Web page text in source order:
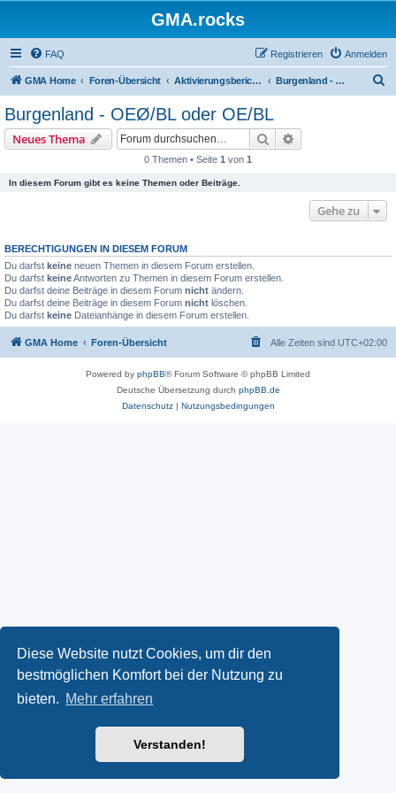
Diese Website nutzt Cookies, um dir den
bestmöglichen Komfort bei der Nutzung zu
bieten. Mehr erfahren
Verstanden!
GMA.rocks
FAQ Anmelden
Registrieren
GMA Home Foren-Übersicht Aktivierungsberichte / Activity Reports Burgenland - OEØ/BL oder OE/BL
Burgenland - OEØ/BL oder OE/BL
Neues Thema Suche
0 Themen • Seite 1 von 1
In diesem Forum gibt es keine Themen oder Beiträge.
Gehe zu
BERECHTIGUNGEN IN DIESEM FORUM
Du darfst keine neuen Themen in diesem Forum erstellen.
Du darfst keineAntworten zu Themen in diesem Forum erstellen.
Du darfst deine Beiträge in diesem Forum nicht ändern.
Du darfst deine Beiträge in diesem Forum nicht löschen.
Du darfst keine Dateianhänge in diesem Forum erstellen.
GMA Home Foren-Übersicht Alle Zeiten sind UTC+02:00
Powered by phpBB® Forum Software © phpBB Limited
Deutsche Übersetzung durch phpBB.de
Datenschutz| Nutzungsbedingungen